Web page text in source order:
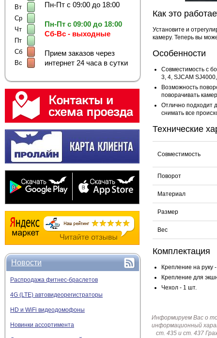
Вт
Ср
Чт
Пт
Сб
Вс
Пн-Пт с 09:00 до 18:00
Пн-Пт с 09:00 до 18:00
Сб-Вс - выходные
Прием заказов через
интернет 24 часа в сутки
Новости
Распродажа фитнес-браслетов
4G (LTE) автовидеорегистраторы
HD и WiFi видеодомофоны
Новинки ассортимента
Как это
Установите и
камеру. Теперь вы
Особенности
Совместимость с
3, 4, SJCAM
Возможность
поворачивать
Отлично подходит
снимать все
Технические
Совместимость
Поворот
Материал
Размер
Вес
Комплектация
Крепление на руку
Крепление для
Чехол - 1 шт.
Информируем Вас о
информационный
ст. 435 и ст. 437